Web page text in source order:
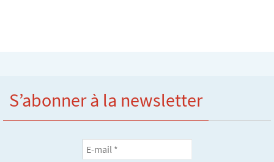
S’abonner à la newsletter